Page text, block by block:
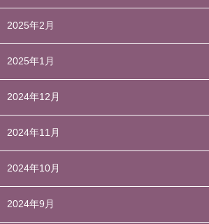
2025年2月
2025年1月
2024年12月
2024年11月
2024年10月
2024年9月